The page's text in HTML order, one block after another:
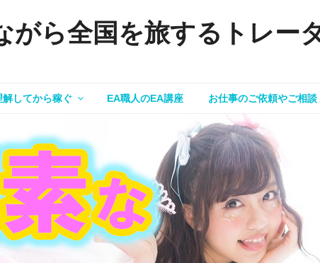
がら全国を旅するトレー
してから稼ぐ EA職人のEA講座 お仕事のご依頼やご相談